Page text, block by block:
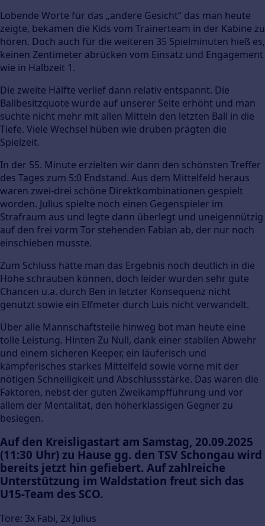
Lobende Worte für das „andere Gesicht“ das man heute
zeigte, bekamen die Kids vom Trainerteam in der Kabine zu
hören. Doch auch für die weiteren 35 Spielminuten hieß es,
keinen Zentimeter abrücken vom Einsatz und Engagement
wie in Halbzeit 1.
Die zweite Hälfte verlief dann relativ entspannt. Die
Ballbesitzquote wurde auf unserer Seite erhöht und man
suchte nicht mehr mit allen Mitteln den letzten Ball in die
Tiefe. Viele Wechsel hüben wie drüben prägten die
Spielzeit.
In der 55. Minute erzielten wir dann den schönsten Treffer
des Tages zum 5:0 Endstand. Aus dem Mittelfeld heraus
waren zwei-drei schöne Direktkombinationen gespielt
worden. Julius spielte noch einen Gegenspieler im
Strafraum aus und legte dann überlegt und uneigennützig
auf den frei vorm Tor stehenden Fabian ab, der nur noch
einschieben musste.
Zum Schluss hätte man das Ergebnis noch deutlich in die
Höhe schrauben können, doch leider wurden sehr gute
Chancen u.a. durch Ben in letzter Konsequenz nicht
genutzt sowie ein Elfmeter durch Luis nicht verwandelt.
Über alle Mannschaftsteile hinweg bot man heute eine
tolle Leistung. Hinten Zu Null, dank einer stabilen Abwehr
und einem sicheren Keeper, ein läuferisch und
kämpferisches starkes Mittelfeld sowie vorne mit der
nötigen Schnelligkeit und Abschlussstärke. Das waren die
Faktoren, nebst der guten Zweikampfführung und vor
allem der Mentalität, den höherklassigen Gegner zu
besiegen.
Auf den Kreisligastart am Samstag, 20.09.2025
(11:30 Uhr) zu Hause gg. den TSV Schongau wird
bereits jetzt hin gefiebert. Auf zahlreiche
Unterstützung im Waldstation freut sich das
U15-Team des SCO.
Tore: 3x Fabi, 2x Julius